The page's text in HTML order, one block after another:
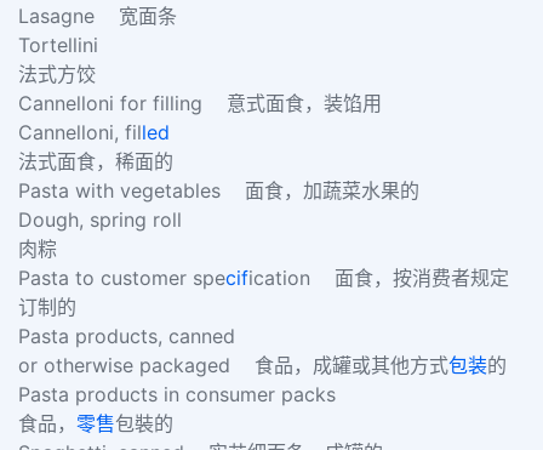
Lasagne 宽面条
Tortellini
法式方饺
Cannelloni for filling 意式面食，装馅用
Cannelloni, filled
法式面食，稀面的
Pasta with vegetables 面食，加蔬菜水果的
Dough, spring roll
肉粽
Pasta to customer specification 面食，按消费者规定
订制的
Pasta products, canned
or otherwise packaged 食品，成罐或其他方式包装的
Pasta products in consumer packs
食品， 零售包裝的